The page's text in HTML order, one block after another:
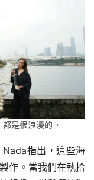
是很浪漫的。
指出，這些海
作。當我們在執拾